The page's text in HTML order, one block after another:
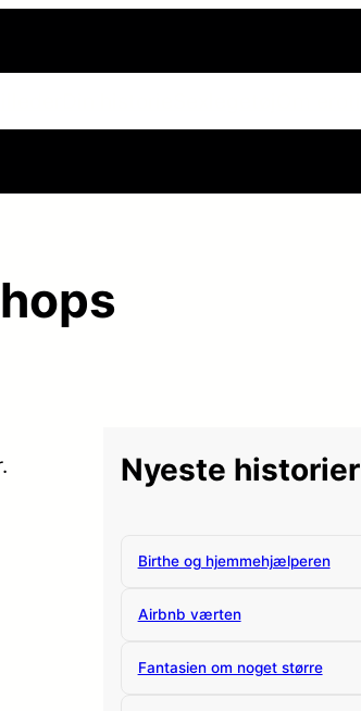
Nyeste historier
Birthe og hjemmehjælperen
Airbnb værten
Fantasien om noget større